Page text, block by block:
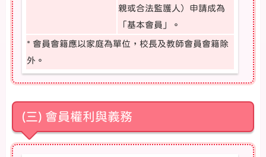
親或合法監護人）申請成為
「基本會員」。
* 會員會籍應以家庭為單位，校長及教師會員會籍除
外。
(三) 會員權利與義務